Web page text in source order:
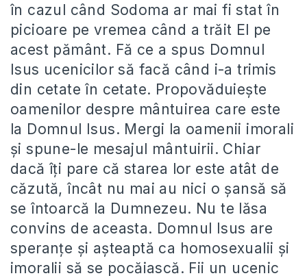
în cazul când Sodoma ar mai fi stat în
picioare pe vremea când a trăit El pe
acest pământ. Fă ce a spus Domnul
Isus ucenicilor să facă când i-a trimis
din cetate în cetate. Propovăduieşte
oamenilor despre mântuirea care este
la Domnul Isus. Mergi la oamenii imorali
şi spune-le mesajul mântuirii. Chiar
dacă îţi pare că starea lor este atât de
căzută, încât nu mai au nici o şansă să
se întoarcă la Dumnezeu. Nu te lăsa
convins de aceasta. Domnul Isus are
speranţe şi aşteaptă ca homosexualii şi
imoralii să se pocăiască. Fii un ucenic